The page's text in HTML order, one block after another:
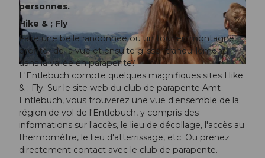
© UNESCO Biosphäre Entlebuch
© UNESCO Biosphäre Entlebuch
personnes.
Hike & ; Fly
Faire une belle randonnée ou un tour en montagne,
profiter de la vue et ensuite glisser tranquillement
dans la vallée en parapente?
L'Entlebuch compte quelques magnifiques sites Hike
& ; Fly. Sur le site web du club de parapente Amt
Entlebuch, vous trouverez une vue d'ensemble de la
région de vol de l'Entlebuch, y compris des
informations sur l'accès, le lieu de décollage, l'accès au
thermomètre, le lieu d'atterrissage, etc. Ou prenez
directement contact avec le club de parapente.